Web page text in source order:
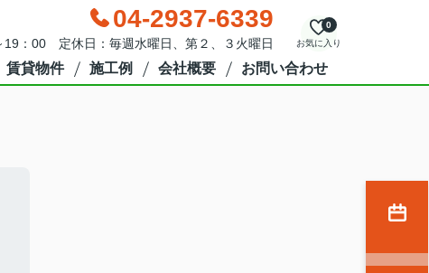
04-2937-6339
19：00 定休日：毎週水曜日、第２、３火曜日 お気に入り
0
賃貸物件 施工例 会社概要 お問い合わせ